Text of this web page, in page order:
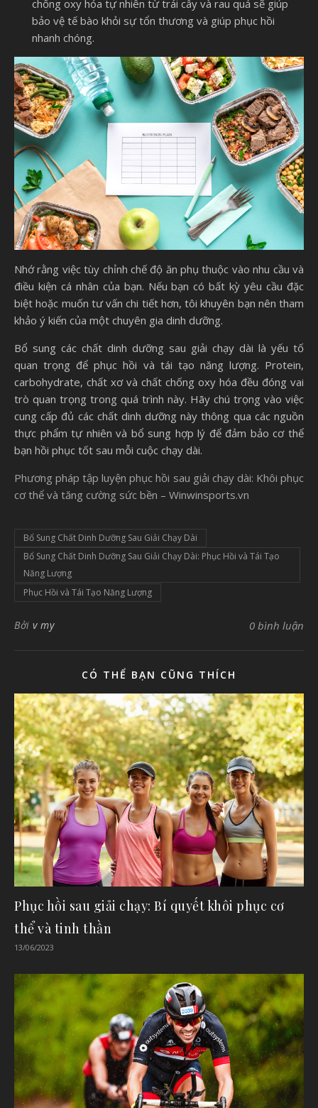
chống oxy hóa tự nhiên từ trái cây và rau quả sẽ giúp
bảo vệ tế bào khỏi sự tổn thương và giúp phục hồi
nhanh chóng.
Nhớ rằng việc tùy chỉnh chế độ ăn phụ thuộc vào nhu cầu và
điều kiện cá nhân của bạn. Nếu bạn có bất kỳ yêu cầu đặc
biệt hoặc muốn tư vấn chi tiết hơn, tôi khuyên bạn nên tham
khảo ý kiến của một chuyên gia dinh dưỡng.
Bổ sung các chất dinh dưỡng sau giải chạy dài là yếu tố
quan trọng để phục hồi và tái tạo năng lượng. Protein,
carbohydrate, chất xơ và chất chống oxy hóa đều đóng vai
trò quan trọng trong quá trình này. Hãy chú trọng vào việc
cung cấp đủ các chất dinh dưỡng này thông qua các nguồn
thực phẩm tự nhiên và bổ sung hợp lý để đảm bảo cơ thể
bạn hồi phục tốt sau mỗi cuộc chạy dài.
Phương pháp tập luyện phục hồi sau giải chạy dài: Khôi phục
cơ thể và tăng cường sức bền – Winwinsports.vn
Bổ Sung Chất Dinh Dưỡng Sau Giải Chạy Dài
Bổ Sung Chất Dinh Dưỡng Sau Giải Chạy Dài: Phục Hồi và Tái Tạo
Năng Lượng
Phục Hồi và Tái Tạo Năng Lượng
Bởi v my 0 bình luận
CÓ THỂ BẠN CŨNG THÍCH
Phục hồi sau giải chạy: Bí quyết khôi phục cơ
thể và tinh thần
13/06/2023